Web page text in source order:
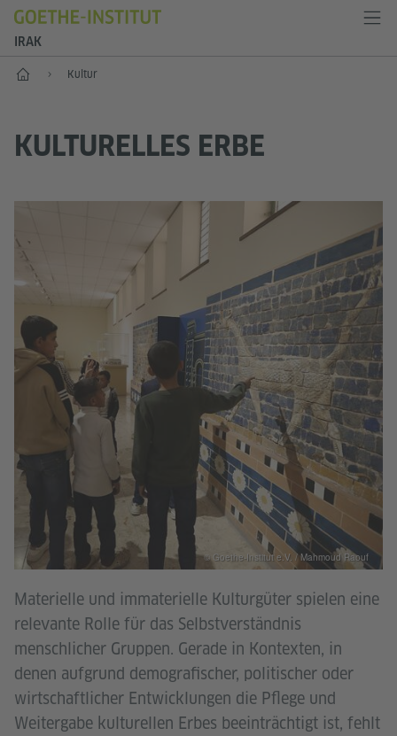
IRAK
Start Kultur
KULTURELLES ERBE
Materielle und immaterielle Kulturgüter spielen eine
relevante Rolle für das Selbstverständnis
menschlicher Gruppen. Gerade in Kontexten, in
denen aufgrund demografischer, politischer oder
wirtschaftlicher Entwicklungen die Pflege und
Weitergabe kulturellen Erbes beeinträchtigt ist, fehlt
© Goethe-Institut e.V. / Mahmoud Raouf